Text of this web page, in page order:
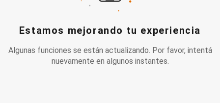
Estamos mejorando tu experiencia
Algunas funciones se están actualizando. Por favor, intentá
nuevamente en algunos instantes.